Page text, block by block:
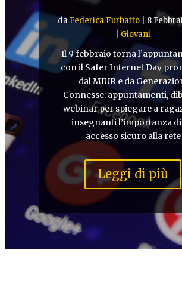
daFederica Furbatto
8
Giovani
Il 9 febbraio torna
con il Safer Internet Day
dal MIUR e da
Connesse: appuntamenti,
webinar per spiegare a
insegnanti l’importanza
accesso sicuro alla rete
Leggi di più